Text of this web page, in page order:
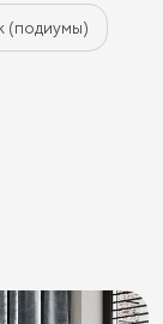
(подиумы)